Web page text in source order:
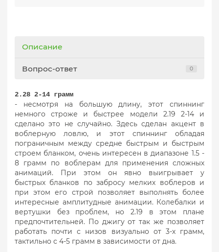
Описание
Вопрос-ответ 0
2.28 2-14 грамм
- несмотря на большую длину, этот спиннинг
немного строже и быстрее модели 2.19 2-14 и
сделано это не случайно. Здесь сделан акцент в
воблерную ловлю, и этот спиннинг обладая
пограничным между средне быстрым и быстрым
строем бланком, очень интересен в диапазоне 1.5 -
8 грамм по воблерам для применения сложных
анимаций. При этом он явно выигрывает у
быстрых бланков по забросу мелких воблеров и
при этом его строй позволяет выполнять более
интересные амплитудные анимации. Колебалки и
вертушки без проблем, но 2.19 в этом плане
предпочтительней. По джигу от так же позволяет
работать почти с низов визуально от 3-х грамм,
тактильно с 4-5 грамм в зависимости от дна.